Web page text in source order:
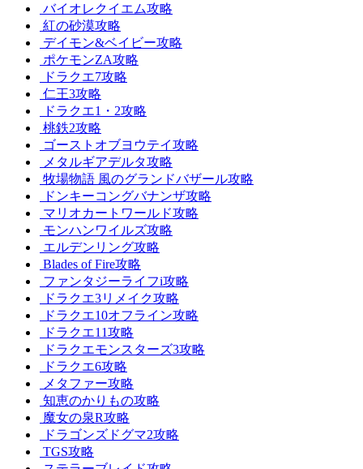
バイオレクイエム攻略
紅の砂漠攻略
デイモン&ベイビー攻略
ポケモンZA攻略
ドラクエ7攻略
仁王3攻略
ドラクエ1・2攻略
桃鉄2攻略
ゴーストオブヨウテイ攻略
メタルギアデルタ攻略
牧場物語 風のグランドバザール攻略
ドンキーコングバナンザ攻略
マリオカートワールド攻略
モンハンワイルズ攻略
エルデンリング攻略
Blades of Fire攻略
ファンタジーライフi攻略
ドラクエ3リメイク攻略
ドラクエ10オフライン攻略
ドラクエ11攻略
ドラクエモンスターズ3攻略
ドラクエ6攻略
メタファー攻略
知恵のかりもの攻略
魔女の泉R攻略
ドラゴンズドグマ2攻略
TGS攻略